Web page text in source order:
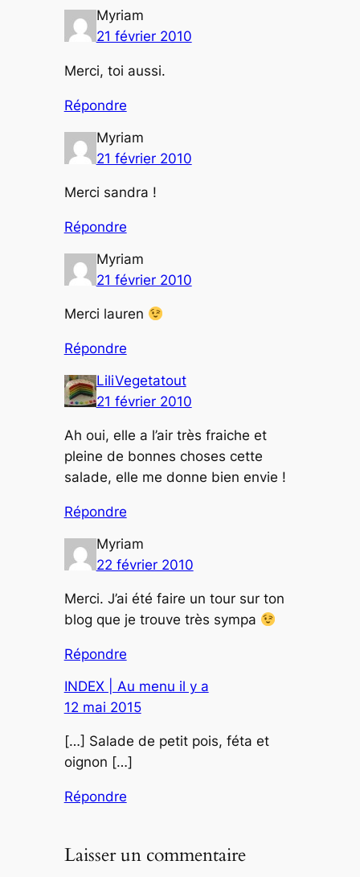
Myriam
21 février 2010
Merci, toi aussi.
Répondre
Myriam
21 février 2010
Merci sandra !
Répondre
Myriam
21 février 2010
Merci lauren
Répondre
LiliVegetatout
21 février 2010
Ah oui, elle a l’air très fraiche et
pleine de bonnes choses cette
salade, elle me donne bien envie !
Répondre
Myriam
22 février 2010
Merci. J’ai été faire un tour sur ton
blog que je trouve très sympa
Répondre
INDEX | Au menu il y a
12 mai 2015
[…] Salade de petit pois, féta et
oignon […]
Répondre
Laisser un commentaire